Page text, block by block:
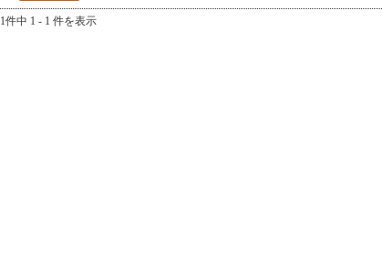
1件中 1 - 1 件を表示